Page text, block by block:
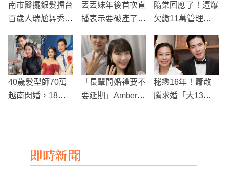
南市醫擺銀髮擂台
百歲人瑞尬舞秀活
丟丟妹年後首次直
播表示要破產了！
萬」！遭員工捅刀
隋棠回應了！遭爆
欠繳11萬管理費
紛連環爆
40歲髮型師70萬
越南閃婚，18歲
「長輩問婚禮要不
要延期」Amber暴
秘戀16年！蕭敬
騰求婚「大13歲
即時新聞